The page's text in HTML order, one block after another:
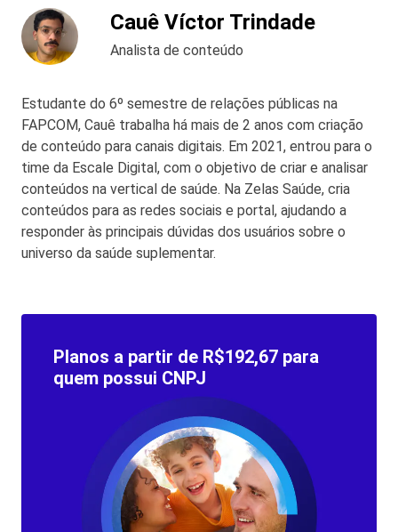
Cauê Víctor Trindade
Analista de conteúdo
Estudante do 6º semestre de relações públicas na
FAPCOM, Cauê trabalha há mais de 2 anos com criação
de conteúdo para canais digitais. Em 2021, entrou para o
time da Escale Digital, com o objetivo de criar e analisar
conteúdos na vertical de saúde. Na Zelas Saúde, cria
conteúdos para as redes sociais e portal, ajudando a
responder às principais dúvidas dos usuários sobre o
universo da saúde suplementar.
Planos a partir de R$192,67 para
quem possui CNPJ